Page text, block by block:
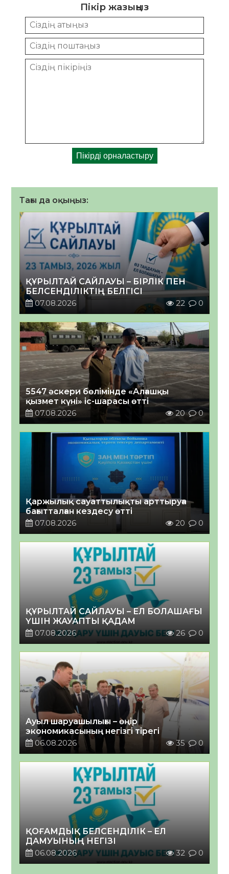
Пікір жазыңыз
Тағы да оқыңыз:
ҚҰРЫЛТАЙ САЙЛАУЫ – БІРЛІК ПЕН
БЕЛСЕНДІЛІКТІҢ БЕЛГІСІ
07.08.2026
22 0
5547 әскери бөлімінде «Алғашқы
қызмет күні» іс-шарасы өтті
07.08.2026
20 0
Қаржылық сауаттылықты арттыруға
бағытталған кездесу өтті
07.08.2026
20 0
ҚҰРЫЛТАЙ САЙЛАУЫ – ЕЛ БОЛАШАҒЫ
ҮШІН ЖАУАПТЫ ҚАДАМ
07.08.2026
26 0
Ауыл шаруашылығы – өңір
экономикасының негізгі тірегі
06.08.2026
35 0
ҚОҒАМДЫҚ БЕЛСЕНДІЛІК – ЕЛ
ДАМУЫНЫҢ НЕГІЗІ
06.08.2026
32 0